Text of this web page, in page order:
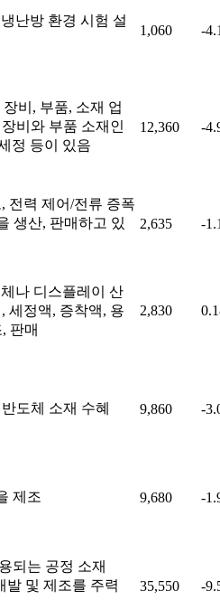
난방 환경 시험 설
1,060 -
비, 부품, 소재 업
비와 부품 소재인
정 등이 있음
12,360 -
전력 제어/전류 증폭
생산, 판매하고 있
2,635 -
나 디스플레이 산
세정액, 증착액, 용
판매
2,830
도체 소재 수혜
9,860 -
제조
9,680 -
되는 공정 소재
발 및 제조를 주력
35,550 -